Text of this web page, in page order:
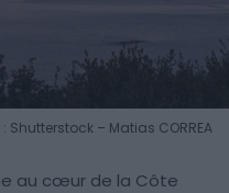
Shutterstock – Matias CORREA
au cœur de la Côte